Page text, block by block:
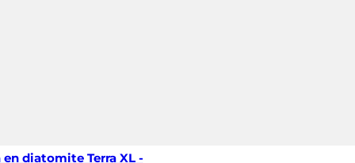
en diatomite Terra XL -